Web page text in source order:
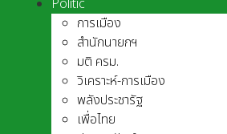
Politic
การเมือง
สำนักนายกฯ
มติ ครม.
วิเคราะห์-การเมือง
พลังประชารัฐ
เพื่อไทย